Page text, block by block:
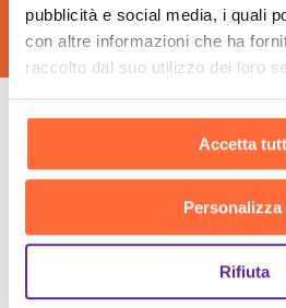
pubblicità e social media, i quali
con altre informazioni che ha
raccolto dal suo utilizzo dei loro
Accetta
Personalizza
Rifiuta
Le fasi
consulenza
insieme: